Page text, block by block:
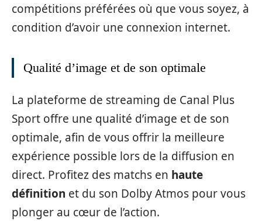
compétitions préférées où que vous soyez, à
condition d’avoir une connexion internet.
Qualité d’image et de son optimale
La plateforme de streaming de Canal Plus
Sport offre une qualité d’image et de son
optimale, afin de vous offrir la meilleure
expérience possible lors de la diffusion en
direct. Profitez des matchs en haute
définition et du son Dolby Atmos pour vous
plonger au cœur de l’action.